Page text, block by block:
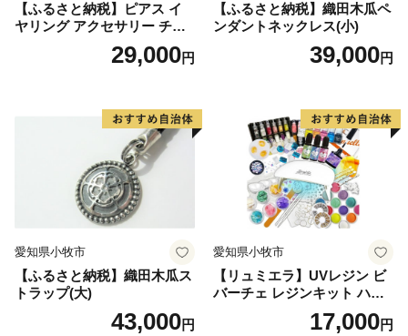
【ふるさと納税】ピアス イ
ヤリング アクセサリー チタ
ン とかげ 計6種 金属アレル
ギー対応 軽い ピンク イエロ
贈答用 オリジナル ハンドメ
イド 純チタン 送料無料
29,000円
【ふるさと納税】織田木瓜ペ
ンダントネックレス(小)
39,000円
愛知県小牧市
【ふるさと納税】織田木瓜ス
トラップ(大)
43,000円
愛知県小牧市
【リュミエラ】UVレジン ビ
バーチェ レジンキット ハン
ドメイド レジンクラフト ア
クセサリーキット 手作り セ
17,000円